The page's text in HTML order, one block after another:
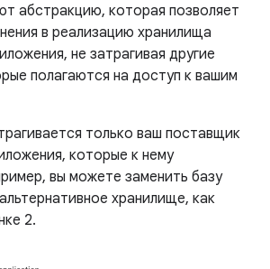
абстракцию, которая позволяет
в реализацию хранилища
не затрагивая другие
полагаются на доступ к вашим
только ваш поставщик
которые к нему
вы можете заменить базу
хранилище, как
2.